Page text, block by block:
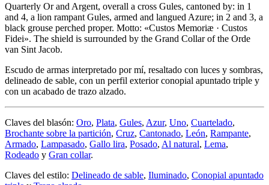
Quarterly Or and Argent, overall a cross Gules, cantoned by: in 1
and 4, a lion rampant Gules, armed and langued Azure; in 2 and 3, a
black grouse perched proper. Motto: «Custos Memoriæ · Custos
Fidei». The shield is surrounded by the Grand Collar of the Orde
van Sint Jacob.
Escudo de armas interpretado por mí, resaltado con luces y sombras,
delineado de sable, con un perfil exterior conopial apuntado triple y
con un acabado de trazo alzado.
Claves del blasón: Oro, Plata, Gules, Azur, Uno, Cuartelado,
Brochante sobre la partición, Cruz, Cantonado, León, Rampante,
Armado, Lampasado, Gallo lira, Posado, Al natural, Lema,
Rodeado y Gran collar.
Claves del estilo: Delineado de sable, Iluminado, Conopial apuntado